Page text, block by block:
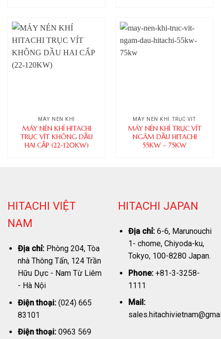
MÁY NÉN KHÍ
MÁY NÉN KHÍ HITACHI
TRỤC VÍT KHÔNG DẦU
HAI CẤP (22-120KW)
MÁY NÉN KHÍ TRỤC VÍT
MÁY NÉN KHÍ TRỤC VÍT
NGÂM DẦU HITACHI
55KW – 75KW
HITACHI VIỆT
NAM
Địa chỉ:Phòng 204, Tòa
nhà Thông Tấn, 124 Trần
Hữu Dực - Nam Từ Liêm
- Hà Nội
Điện thoại:(024) 665
83101
Điện thoại:0963 569
HITACHI JAPAN
Địa chỉ:6-6, Marunouchi
1- chome, Chiyoda-ku,
Tokyo, 100-8280 Japan.
Phone:+81-3-3258-
1111
Mail: